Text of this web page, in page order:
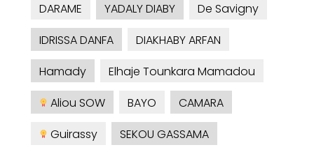
DARAME
YADALY DIABY
De Savigny
IDRISSA DANFA
DIAKHABY ARFAN
Hamady
Elhaje Tounkara Mamadou
Aliou SOW
BAYO
CAMARA
Guirassy
SEKOU GASSAMA